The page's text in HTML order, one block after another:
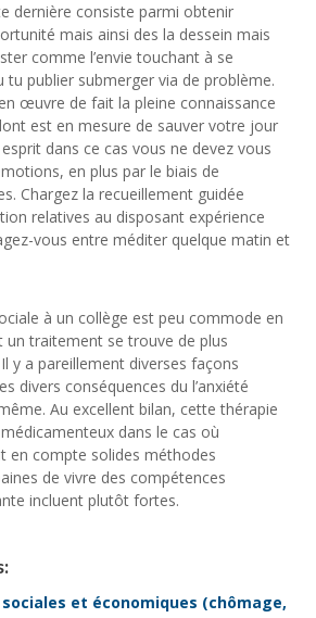
dernière consiste parmi obtenir
mais ainsi des la dessein mais
comme l’envie touchant à se
publier submerger via de problème.
œuvre de fait la pleine connaissance
est en mesure de sauver votre jour
dans ce cas vous ne devez vous
en plus par le biais de
Chargez la recueillement guidée
relatives au disposant expérience
vous entre méditer quelque matin et
à un collège est peu commode en
un traitement se trouve de plus
y a pareillement diverses façons
divers conséquences du l’anxiété
Au excellent bilan, cette thérapie
dans le cas où
en compte solides méthodes
de vivre des compétences
incluent plutôt fortes.
et économiques (chômage,